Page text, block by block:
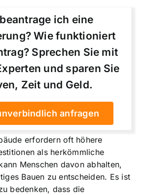
ich eine
Wie funktioniert
Sprechen Sie mit
und sparen Sie
Zeit und Geld.
anfragen
erfordern oft höhere
als herkömmliche
Menschen davon abhalten,
Bauen zu entscheiden. Es ist
bedenken, dass die